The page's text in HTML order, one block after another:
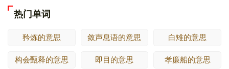
热门单词
矜炼的意思 敛声息语的意思 白雉的意思
构会甄释的意思 即目的意思 孝廉船的意思